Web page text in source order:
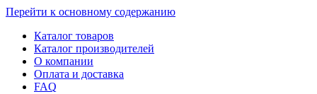
Перейти к основному содержанию
Каталог товаров
Каталог производителей
О компании
Оплата и доставка
FAQ